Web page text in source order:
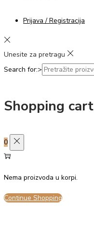
Prijava / Registracija
Unesite za pretragu
Search for:>
Shopping cart
0
Nema proizvoda u korpi.
Continue Shopping